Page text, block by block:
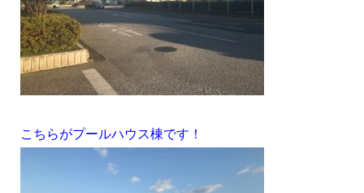
こちらがプールハウス棟です！